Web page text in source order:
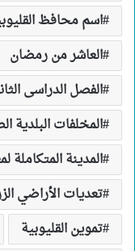
اسم محافظ
العاشر من رمضان
الفصل الدراسى الثانى ٢٠٢٣
المخلفات البلدية
المدينة المتكاملة
تعديات الأراضي
تموين القليوبية